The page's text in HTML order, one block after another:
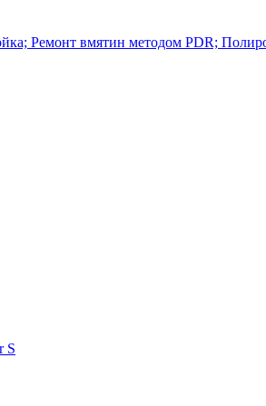
Ремонт вмятин методом PDR;
S